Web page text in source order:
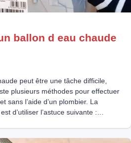
ballon d eau chaude
peut être une tâche difficile,
plusieurs méthodes pour effectuer
sans l’aide d’un plombier. La
d’utiliser l’astuce suivante :